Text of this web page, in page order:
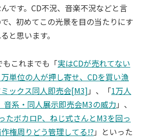
です。CD不況、音楽不況などと言
、初めてこの光景を目の当たりにす
と思います。
これまでも「実はCDが売れてない
単位の人が押し寄せ、CDを買い漁
ックス同人即売会[M3] 」、「1万人
音系・同人展示即売会M3の威力 」、
たボカロP、ねじ式さんとM3を回っ
権周りどう管理してる!?」といった